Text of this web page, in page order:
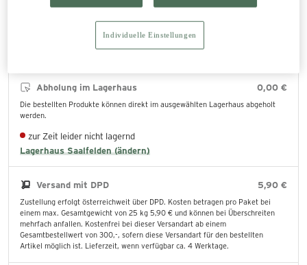
Abholung im Lagerhaus 0,00 €
Die bestellten Produkte können direkt im ausgewählten Lagerhaus abgeholt
werden.
zur Zeit leider nicht lagernd
Lagerhaus Saalfelden (ändern)
Versand mit DPD 5,90 €
Zustellung erfolgt österreichweit über DPD. Kosten betragen pro Paket bei
einem max. Gesamtgewicht von 25 kg 5,90 € und können bei Überschreiten
mehrfach anfallen. Kostenfrei bei dieser Versandart ab einem
Gesamtbestellwert von 300,-, sofern diese Versandart für den bestellten
Artikel möglich ist. Lieferzeit, wenn verfügbar ca. 4 Werktage.
Individuelle Einstellungen